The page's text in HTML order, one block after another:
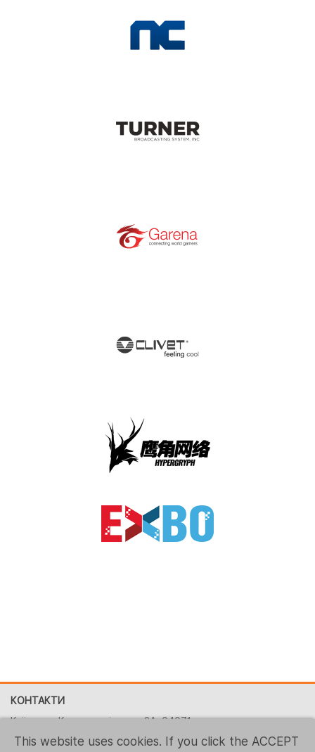
КОНТАКТИ
Київ, вул. Костянтинівська, 2A, 04071
+380 (44) 496-2151
This website uses cookies. If you click the ACCEPT